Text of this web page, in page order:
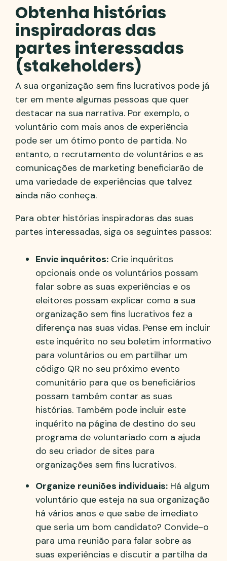
Obtenha histórias
inspiradoras das
partes interessadas
(stakeholders)
A sua organização sem fins lucrativos pode já
ter em mente algumas pessoas que quer
destacar na sua narrativa. Por exemplo, o
voluntário com mais anos de experiência
pode ser um ótimo ponto de partida. No
entanto, o recrutamento de voluntários e as
comunicações de marketing beneficiarão de
uma variedade de experiências que talvez
ainda não conheça.
Para obter histórias inspiradoras das suas
partes interessadas, siga os seguintes passos:
Envie inquéritos: Crie inquéritos
opcionais onde os voluntários possam
falar sobre as suas experiências e os
eleitores possam explicar como a sua
organização sem fins lucrativos fez a
diferença nas suas vidas. Pense em incluir
este inquérito no seu boletim informativo
para voluntários ou em partilhar um
código QR no seu próximo evento
comunitário para que os beneficiários
possam também contar as suas
histórias. Também pode incluir este
inquérito na página de destino do seu
programa de voluntariado com a ajuda
do seu criador de sites para
organizações sem fins lucrativos.
Organize reuniões individuais: Há algum
voluntário que esteja na sua organização
há vários anos e que sabe de imediato
que seria um bom candidato? Convide-o
para uma reunião para falar sobre as
suas experiências e discutir a partilha da